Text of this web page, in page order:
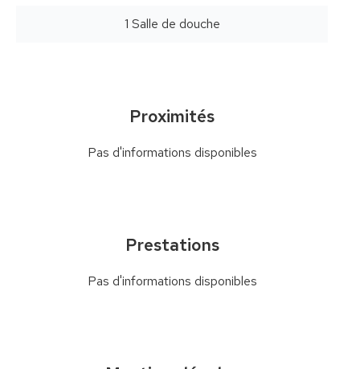
1 Salle de douche
Proximités
Pas d'informations disponibles
Prestations
Pas d'informations disponibles